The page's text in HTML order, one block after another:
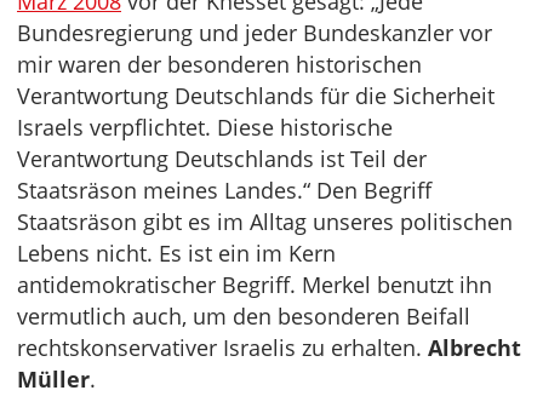
Bundesregierung und jeder Bundeskanzler vor
mir waren der besonderen historischen
Verantwortung Deutschlands für die Sicherheit
Israels verpflichtet. Diese historische
Verantwortung Deutschlands ist Teil der
Staatsräson meines Landes.“ Den Begriff
Staatsräson gibt es im Alltag unseres politischen
Lebens nicht. Es ist ein im Kern
antidemokratischer Begriff. Merkel benutzt ihn
vermutlich auch, um den besonderen Beifall
rechtskonservativer Israelis zu erhalten. Albrecht
Müller.